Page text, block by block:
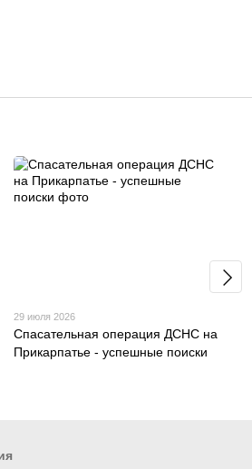
29 июля 2026
Спасательная операция ДСНС на
Прикарпатье - успешные поиски